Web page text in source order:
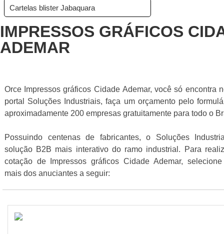
Cartelas blister Jabaquara
IMPRESSOS GRÁFICOS
ADEMAR
Orce Impressos gráficos Cidade Ademar, você só encontra
portal Soluções Industriais, faça um orçamento pelo
aproximadamente 200 empresas gratuitamente para todo o
Possuindo centenas de fabricantes, o Soluções
solução B2B mais interativo do ramo industrial. Para
cotação de Impressos gráficos Cidade Ademar,
mais dos anuciantes a seguir: